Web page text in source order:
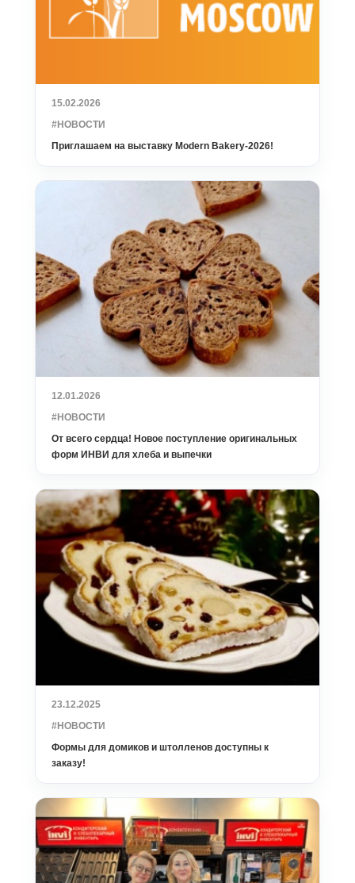
15.02.2026
#НОВОСТИ
Приглашаем на выставку Modern Bakery-2026!
12.01.2026
#НОВОСТИ
От всего сердца! Новое поступление оригинальных
форм ИНВИ для хлеба и выпечки
23.12.2025
#НОВОСТИ
Формы для домиков и штолленов доступны к
заказу!